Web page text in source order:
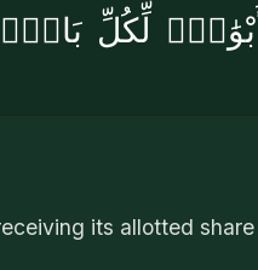
أَبْوَٰبٍۢ لِّكُلِّ
its allotted